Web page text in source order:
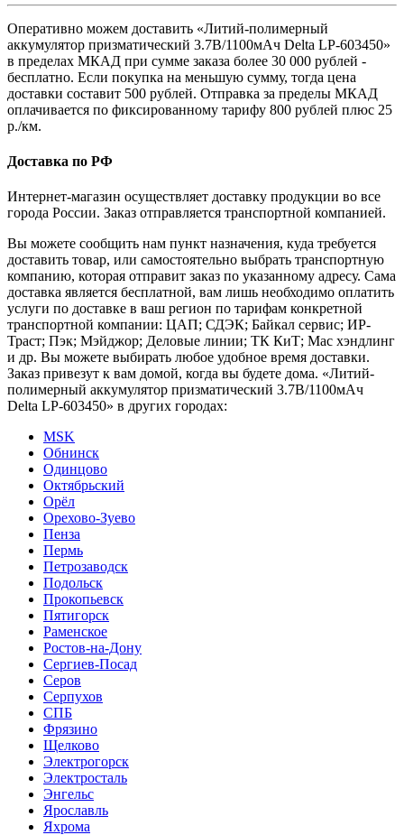
Оперативно можем доставить «Литий-полимерный
аккумулятор призматический 3.7В/1100мАч Delta LP-603450»
в пределах МКАД при сумме заказа более 30 000 рублей -
бесплатно. Если покупка на меньшую сумму, тогда цена
доставки составит 500 рублей. Отправка за пределы МКАД
оплачивается по фиксированному тарифу 800 рублей плюс 25
р./км.
Доставка по РФ
Интернет-магазин осуществляет доставку продукции во все
города России. Заказ отправляется транспортной компанией.
Вы можете сообщить нам пункт назначения, куда требуется
доставить товар, или самостоятельно выбрать транспортную
компанию, которая отправит заказ по указанному адресу. Сама
доставка является бесплатной, вам лишь необходимо оплатить
услуги по доставке в ваш регион по тарифам конкретной
транспортной компании: ЦАП; СДЭК; Байкал сервис; ИР-
Траст; Пэк; Мэйджор; Деловые линии; ТК КиТ; Мас хэндлинг
и др. Вы можете выбирать любое удобное время доставки.
Заказ привезут к вам домой, когда вы будете дома. «Литий-
полимерный аккумулятор призматический 3.7В/1100мАч
Delta LP-603450» в других городах:
MSK
Обнинск
Одинцово
Октябрьский
Орёл
Орехово-Зуево
Пенза
Пермь
Петрозаводск
Подольск
Прокопьевск
Пятигорск
Раменское
Ростов-на-Дону
Сергиев-Посад
Серов
Серпухов
СПБ
Фрязино
Щелково
Электрогорск
Электросталь
Энгельс
Ярославль
Яхрома